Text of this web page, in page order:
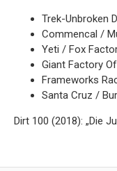
Trek-Unbroken
Commencal /
Yeti / Fox
Giant Factory
Frameworks
Santa Cruz /
Dirt 100 (2018): „Die